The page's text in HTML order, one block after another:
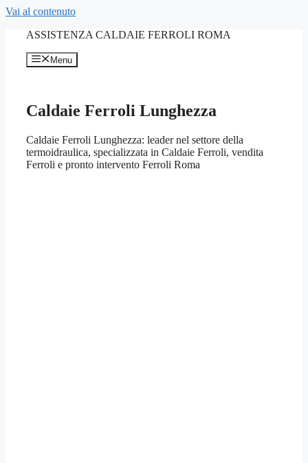
Vai al contenuto
ASSISTENZA CALDAIE FERROLI ROMA
Menu
Caldaie Ferroli Lunghezza
Caldaie Ferroli Lunghezza: leader nel settore della
termoidraulica, specializzata in Caldaie Ferroli, vendita
Ferroli e pronto intervento Ferroli Roma